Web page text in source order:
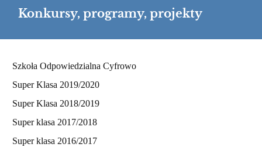
Konkursy, programy, projekty
Konkursy,
programy,
projekty
Szkoła Odpowiedzialna Cyfrowo
Super Klasa 2019/2020
Super Klasa 2018/2019
Super klasa 2017/2018
Super klasa 2016/2017